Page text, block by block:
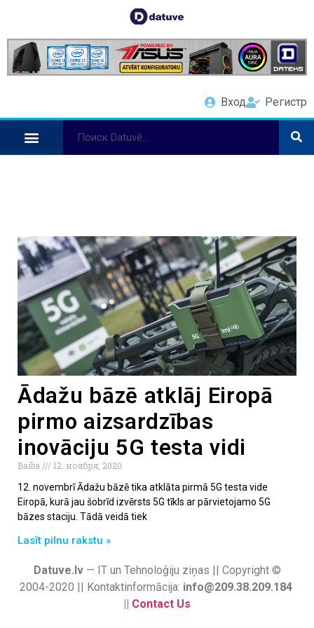
Вход Регистр
Ādažu bāzē atklāj Eiropā
pirmo aizsardzības
inovāciju 5G testa vidi
Baiba
12. ноября, 2020
12. novembrī Ādažu bāzē tika atklāta pirmā 5G testa vide
Eiropā, kurā jau šobrīd izvērsts 5G tīkls ar pārvietojamo 5G
bāzes staciju. Tādā veidā tiek
Lasīt pilnu rakstu »
Datuve.lv— IT un Tehnoloģiju ziņas || Copyright ©
2004-2020 || Kontaktinformācija: info@209.38.209.184
|| Contact Us